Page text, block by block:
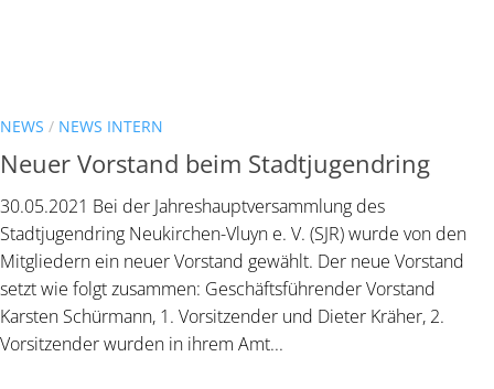
NEWS / NEWS INTERN
Neuer Vorstand beim Stadtjugendring
30.05.2021 Bei der Jahreshauptversammlung des
Stadtjugendring Neukirchen-Vluyn e. V. (SJR) wurde von den
Mitgliedern ein neuer Vorstand gewählt. Der neue Vorstand
setzt wie folgt zusammen: Geschäftsführender Vorstand
Karsten Schürmann, 1. Vorsitzender und Dieter Kräher, 2.
Vorsitzender wurden in ihrem Amt...